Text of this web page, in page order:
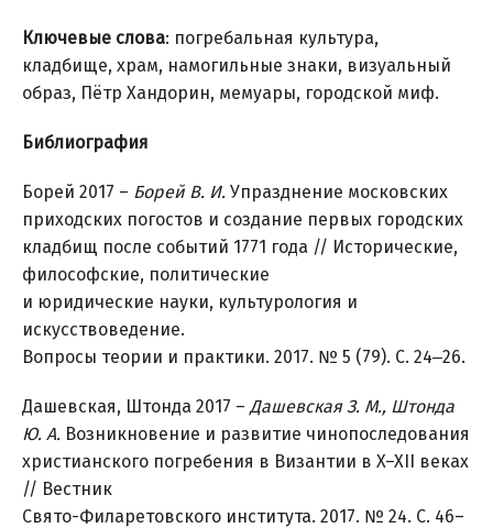
Ключевые слова: погребальная культура,
кладбище, храм, намогильные знаки, визуальный
образ, Пётр Хандорин, мемуары, городской миф.
Библиография
Борей 2017 – Борей В. И. Упразднение московских
приходских погостов и создание первых городских
кладбищ после событий 1771 года // Исторические,
философские, политические
и юридические науки, культурология и
искусствоведение.
Вопросы теории и практики. 2017. № 5 (79). С. 24‒26.
Дашевская, Штонда 2017 – Дашевская З. М., Штонда
Ю. А. Возникновение и развитие чинопоследования
христианского погребения в Византии в X–XII веках
// Вестник
Свято-Филаретовского института. 2017. № 24. С. 46–